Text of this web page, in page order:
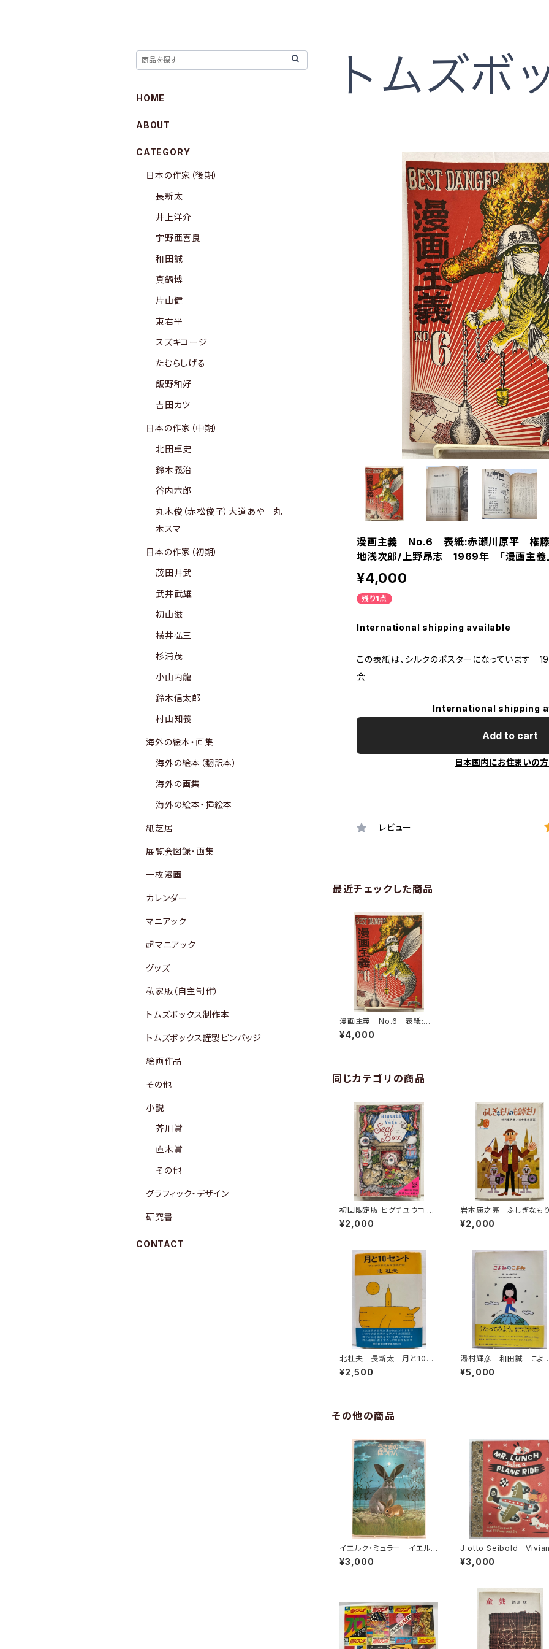
漫画主義 No.6 表紙:赤瀬川原平 権藤
地浅次郎/上野昂志 1969年 「漫画主義
¥4,000
残り1点
International shipping available
この表紙は、シルクのポスターになっています
会
International shipping
Add to cart
日本国内にお住まいの
レビュー
最近チェックした商品
漫画主義 No.6 表紙:赤
瀬川原平 権藤晋/梶井純/
石子順造/菊地浅次郎/上野
¥4,000
同じカテゴリの商品
初回限定版 ヒグチユウコ シ
ール・ボックス サイン入
り 2018年 初版 グラフ
¥2,000
岩本康之亮 ふしぎなも
ものがたり 前川康男 創
作どうわ絵本８ 1966
¥2,000
北杜夫 長新太 月と10セ
ント 1971年 初版 帯
朝日新聞社
¥2,500
湯村輝彦 和田誠 こよ
のこよみ 詞・局 和田誠
977年 初版 帯 すばる
¥5,000
その他の商品
イエルク・ミュラー イエルク
・シュタイナー うさぎのぼう
けん 佐々木元 訳 1978
¥3,000
J.otto Seibold Vivian
Walsh Mr. Lunch
a Plane Ride 1993
¥3,000
HOME
ABOUT
CATEGORY
日本の作家（後期）
長新太
井上洋介
宇野亜喜良
和田誠
真鍋博
片山健
東君平
スズキコージ
たむらしげる
飯野和好
吉田カツ
日本の作家（中期）
北田卓史
鈴木義治
谷内六郎
丸木俊（赤松俊子）大道あや 丸
木スマ
日本の作家（初期）
茂田井武
武井武雄
初山滋
横井弘三
杉浦茂
小山内龍
鈴木信太郎
村山知義
海外の絵本・画集
海外の絵本（翻訳本）
海外の画集
海外の絵本・挿絵本
紙芝居
展覧会図録・画集
一枚漫画
カレンダー
マニアック
超マニアック
グッズ
私家版（自主制作）
トムズボックス制作本
トムズボックス謹製ピンバッジ
絵画作品
その他
小説
芥川賞
直木賞
その他
グラフィック・デザイン
研究書
CONTACT